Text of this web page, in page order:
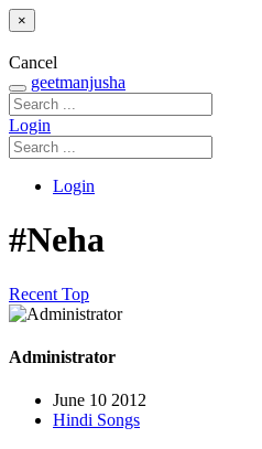
×
Cancel
geetmanjusha
Login
Login
#Neha
Recent Top
Administrator
June 10 2012
Hindi Songs